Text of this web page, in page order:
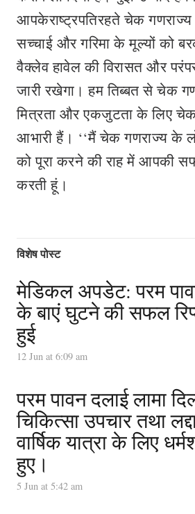
आपकेराष्ट्रपतिरहते चेक गणराज्य
सच्चाई और गरिमा के मूल्यों को
वैक्लेव हावेल की विरासत और
जारी रखेगा। हम तिब्बत से चेक
मित्रता और एकजुटता के लिए
आभारी हैं। ‘‘मैं चेक गणराज्य के
को पूरा करने की राह में आपकी
करती हूं।
विशेष पोस्ट
मेडिकल अपडेट: परम
के बाएं घुटने की सफल
हुई
12 Jun at 6:09 am
परम पावन दलाई लामा
चिकित्सा उपचार तथा
वार्षिक यात्रा के लिए
हुए।
5 Jun at 5:42 am